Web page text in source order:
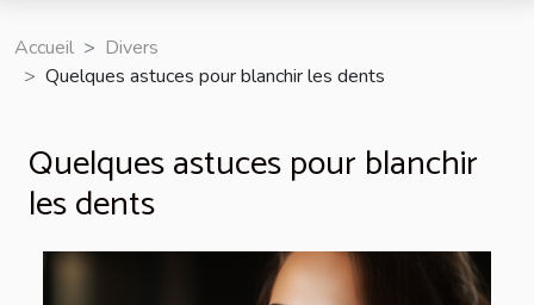
Accueil
Divers
Quelques astuces pour blanchir les dents
Quelques astuces pour blanchir
les dents